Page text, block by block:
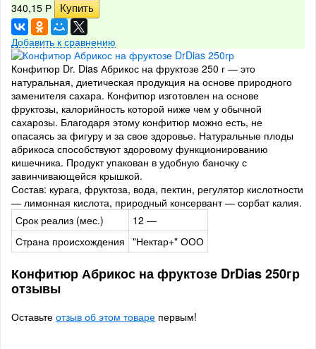
340,15 Р
Добавить к сравнению
Конфитюр Dr. Dias Абрикос на фруктозе 250 г — это
натуральная, диетическая продукция на основе природного
заменителя сахара. Конфитюр изготовлен на основе
фруктозы, калорийность которой ниже чем у обычной
сахарозы. Благодаря этому конфитюр можно есть, не
опасаясь за фигуру и за свое здоровье. Натуральные плоды
абрикоса способствуют здоровому функционированию
кишечника. Продукт упакован в удобную баночку с
завинчивающейся крышкой.
Состав: курага, фруктоза, вода, пектин, регулятор кислотности
— лимонная кислота, природный консервант — сорбат калия.
Срок реализ (мес.)
12 —
Страна происхождения "Нектар+" ООО
Конфитюр Абрикос на фруктозе DrDias 250гр
отзывы
Оставьте отзыв об этом товаре первым!